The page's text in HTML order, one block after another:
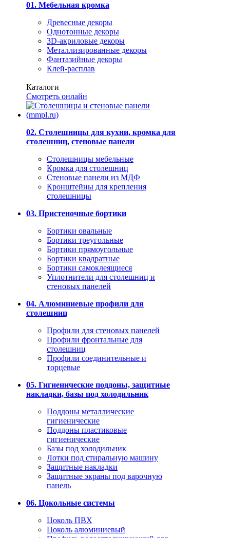
01. Мебельная кромка
Древесные декоры
Однотонные декоры
3D-акриловые декоры
Металлизированные декоры
Фантазийные декоры
Клей-расплав
Каталоги
Смотреть онлайн
02. Столешницы для кухни, кромка для
столешниц, стеновые панели
Столешницы мебельные
Кромка для столешниц
Стеновые панели из МДФ
Кронштейны для крепления
столешницы
03. Пристеночные бортики
Бортики овальные
Бортики треугольные
Бортики прямоугольные
Бортики квадратные
Бортики самоклеящиеся
Уплотнители для столешниц и
стеновых панелей
04. Алюминиевые профили для
столешниц
Профили для стеновых панелей
Профили фронтальные для
столешниц
Профили соединительные и
торцевые
05. Гигиенические поддоны, защитные
накладки, базы под холодильник
Поддоны металлические
гигиенические
Поддоны пластиковые
гигиенические
Базы под холодильник
Лотки под стиральную машину
Защитные накладки
Защитные экраны под варочную
панель
06. Цокольные системы
Цоколь ПВХ
Цоколь алюминиевый